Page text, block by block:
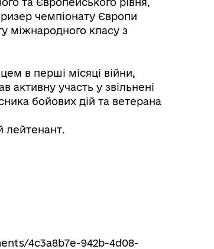
чемпіонату Європи
міжнародного класу з
в перші місяці війни,
активну участь у звільнені
бойових дій та ветерана
лейтенант.
4c3a8b7e-942b-4d08-